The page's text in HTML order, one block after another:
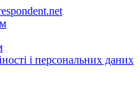
і персональних даних